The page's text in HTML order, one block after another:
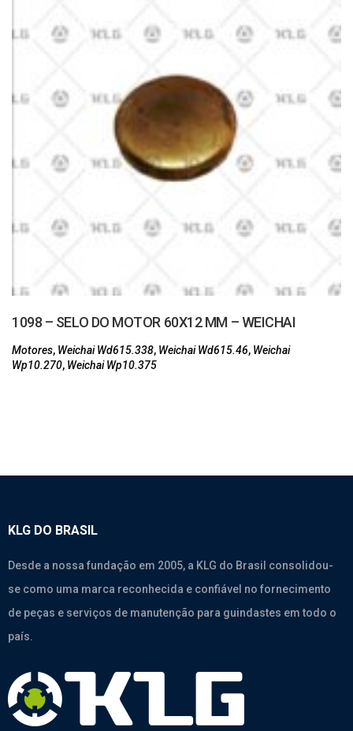
1098 – SELO DO MOTOR 60X12 MM – WEICHAI
Motores, Weichai Wd615.338, Weichai Wd615.46, Weichai
Wp10.270, Weichai Wp10.375
KLG DO BRASIL
Desde a nossa fundação em 2005, a KLG do Brasil consolidou-
se como uma marca reconhecida e confiável no fornecimento
de peças e serviços de manutenção para guindastes em todo o
país.